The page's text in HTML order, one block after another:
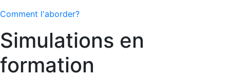
Comment l'aborder?
Simulations en
formation